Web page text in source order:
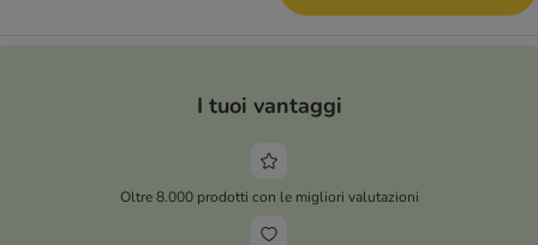
I tuoi vantaggi
Oltre 8.000 prodotti con le migliori valutazioni